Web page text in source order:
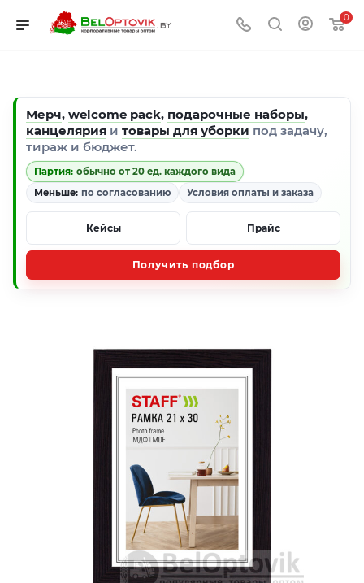
0
Мерч, welcome pack, подарочные наборы,
канцелярия и товары для уборки под задачу,
тираж и бюджет.
Партия: обычно от 20 ед. каждого вида
Меньше: по согласованию Условия оплаты и заказа
Кейсы Прайс
Получить подбор